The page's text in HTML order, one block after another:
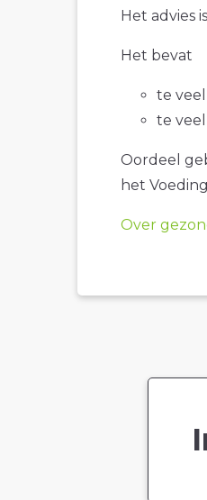
Het advies
Het bevat
te
te
Oordeel
het
Over